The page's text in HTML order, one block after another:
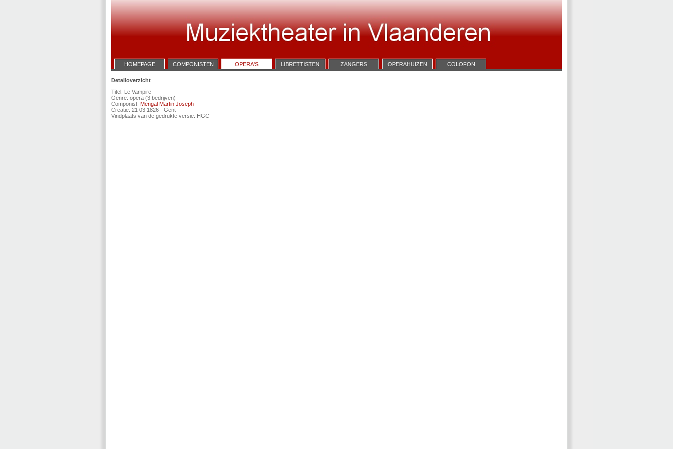
HOMEPAGE COMPONISTEN OPERA'S LIBRETTISTEN ZANGERS OPERAHUIZEN COLOFON
Detailoverzicht
Titel: Le Vampire
Genre: opera (3 bedrijven)
Componist: Mengal Martin Joseph
Creatie: 21 03 1826 - Gent
Vindplaats van de gedrukte versie: HGC